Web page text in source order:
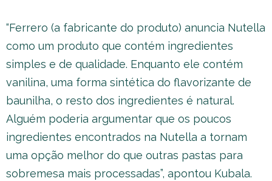
“Ferrero (a fabricante do produto) anuncia Nutella
como um produto que contém ingredientes
simples e de qualidade. Enquanto ele contém
vanilina, uma forma sintética do flavorizante de
baunilha, o resto dos ingredientes é natural.
Alguém poderia argumentar que os poucos
ingredientes encontrados na Nutella a tornam
uma opção melhor do que outras pastas para
sobremesa mais processadas”, apontou Kubala.